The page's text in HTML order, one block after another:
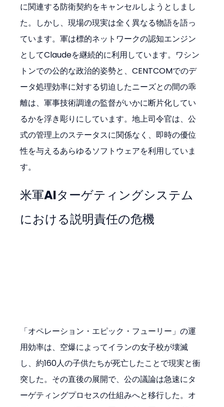
に関連する防衛契約をキャンセルしようとしまし
た。しかし、現場の現実は全く異なる物語を語っ
ています。軍は標的ネットワークの認知エンジン
としてClaudeを継続的に利用しています。ワシン
トンでの公的な政治的姿勢と、CENTCOMでのデ
ータ処理効率に対する切迫したニーズとの間の乖
離は、軍事技術調達の監督がいかに断片化してい
るかを浮き彫りにしています。地上司令官は、公
式の管理上のステータスに関係なく、即時の優位
性を与えるあらゆるソフトウェアを利用していま
す。
米軍AIターゲティングシステム
における説明責任の危機
「オペレーション・エピック・フューリー」の運
用効率は、空爆によってイランの女子校が壊滅
し、約160人の子供たちが死亡したことで現実と衝
突した。その直後の展開で、公の議論は急速にタ
ーゲティングプロセスの仕組みへと移行した。オ